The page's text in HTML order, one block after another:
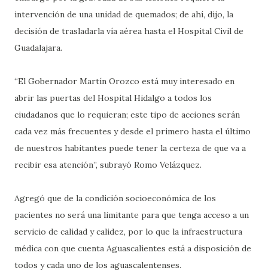
intervención de una unidad de quemados; de ahí, dijo, la
decisión de trasladarla vía aérea hasta el Hospital Civil de
Guadalajara.
“El Gobernador Martín Orozco está muy interesado en
abrir las puertas del Hospital Hidalgo a todos los
ciudadanos que lo requieran; este tipo de acciones serán
cada vez más frecuentes y desde el primero hasta el último
de nuestros habitantes puede tener la certeza de que va a
recibir esa atención”, subrayó Romo Velázquez.
Agregó que de la condición socioeconómica de los
pacientes no será una limitante para que tenga acceso a un
servicio de calidad y calidez, por lo que la infraestructura
médica con que cuenta Aguascalientes está a disposición de
todos y cada uno de los aguascalentenses.